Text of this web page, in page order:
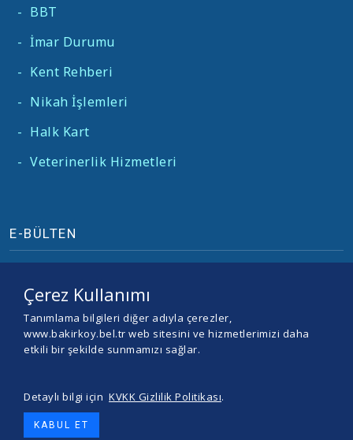
- BBT
- İmar Durumu
- Kent Rehberi
- Nikah İşlemleri
- Halk Kart
- Veterinerlik Hizmetleri
E-BÜLTEN
© 2026 BAKIRKÖY BELEDİYESİ -
Çerez Kullanımı
Tanımlama bilgileri diğer adıyla çerezler,
www.bakirkoy.bel.tr web sitesini ve hizmetlerimizi daha
etkili bir şekilde sunmamızı sağlar.
Detaylı bilgi için KVKK Gizlilik Politikası.
KABUL ET